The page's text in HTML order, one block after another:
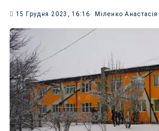
15 Грудня 2023, 16:16 Міленко Анастасія